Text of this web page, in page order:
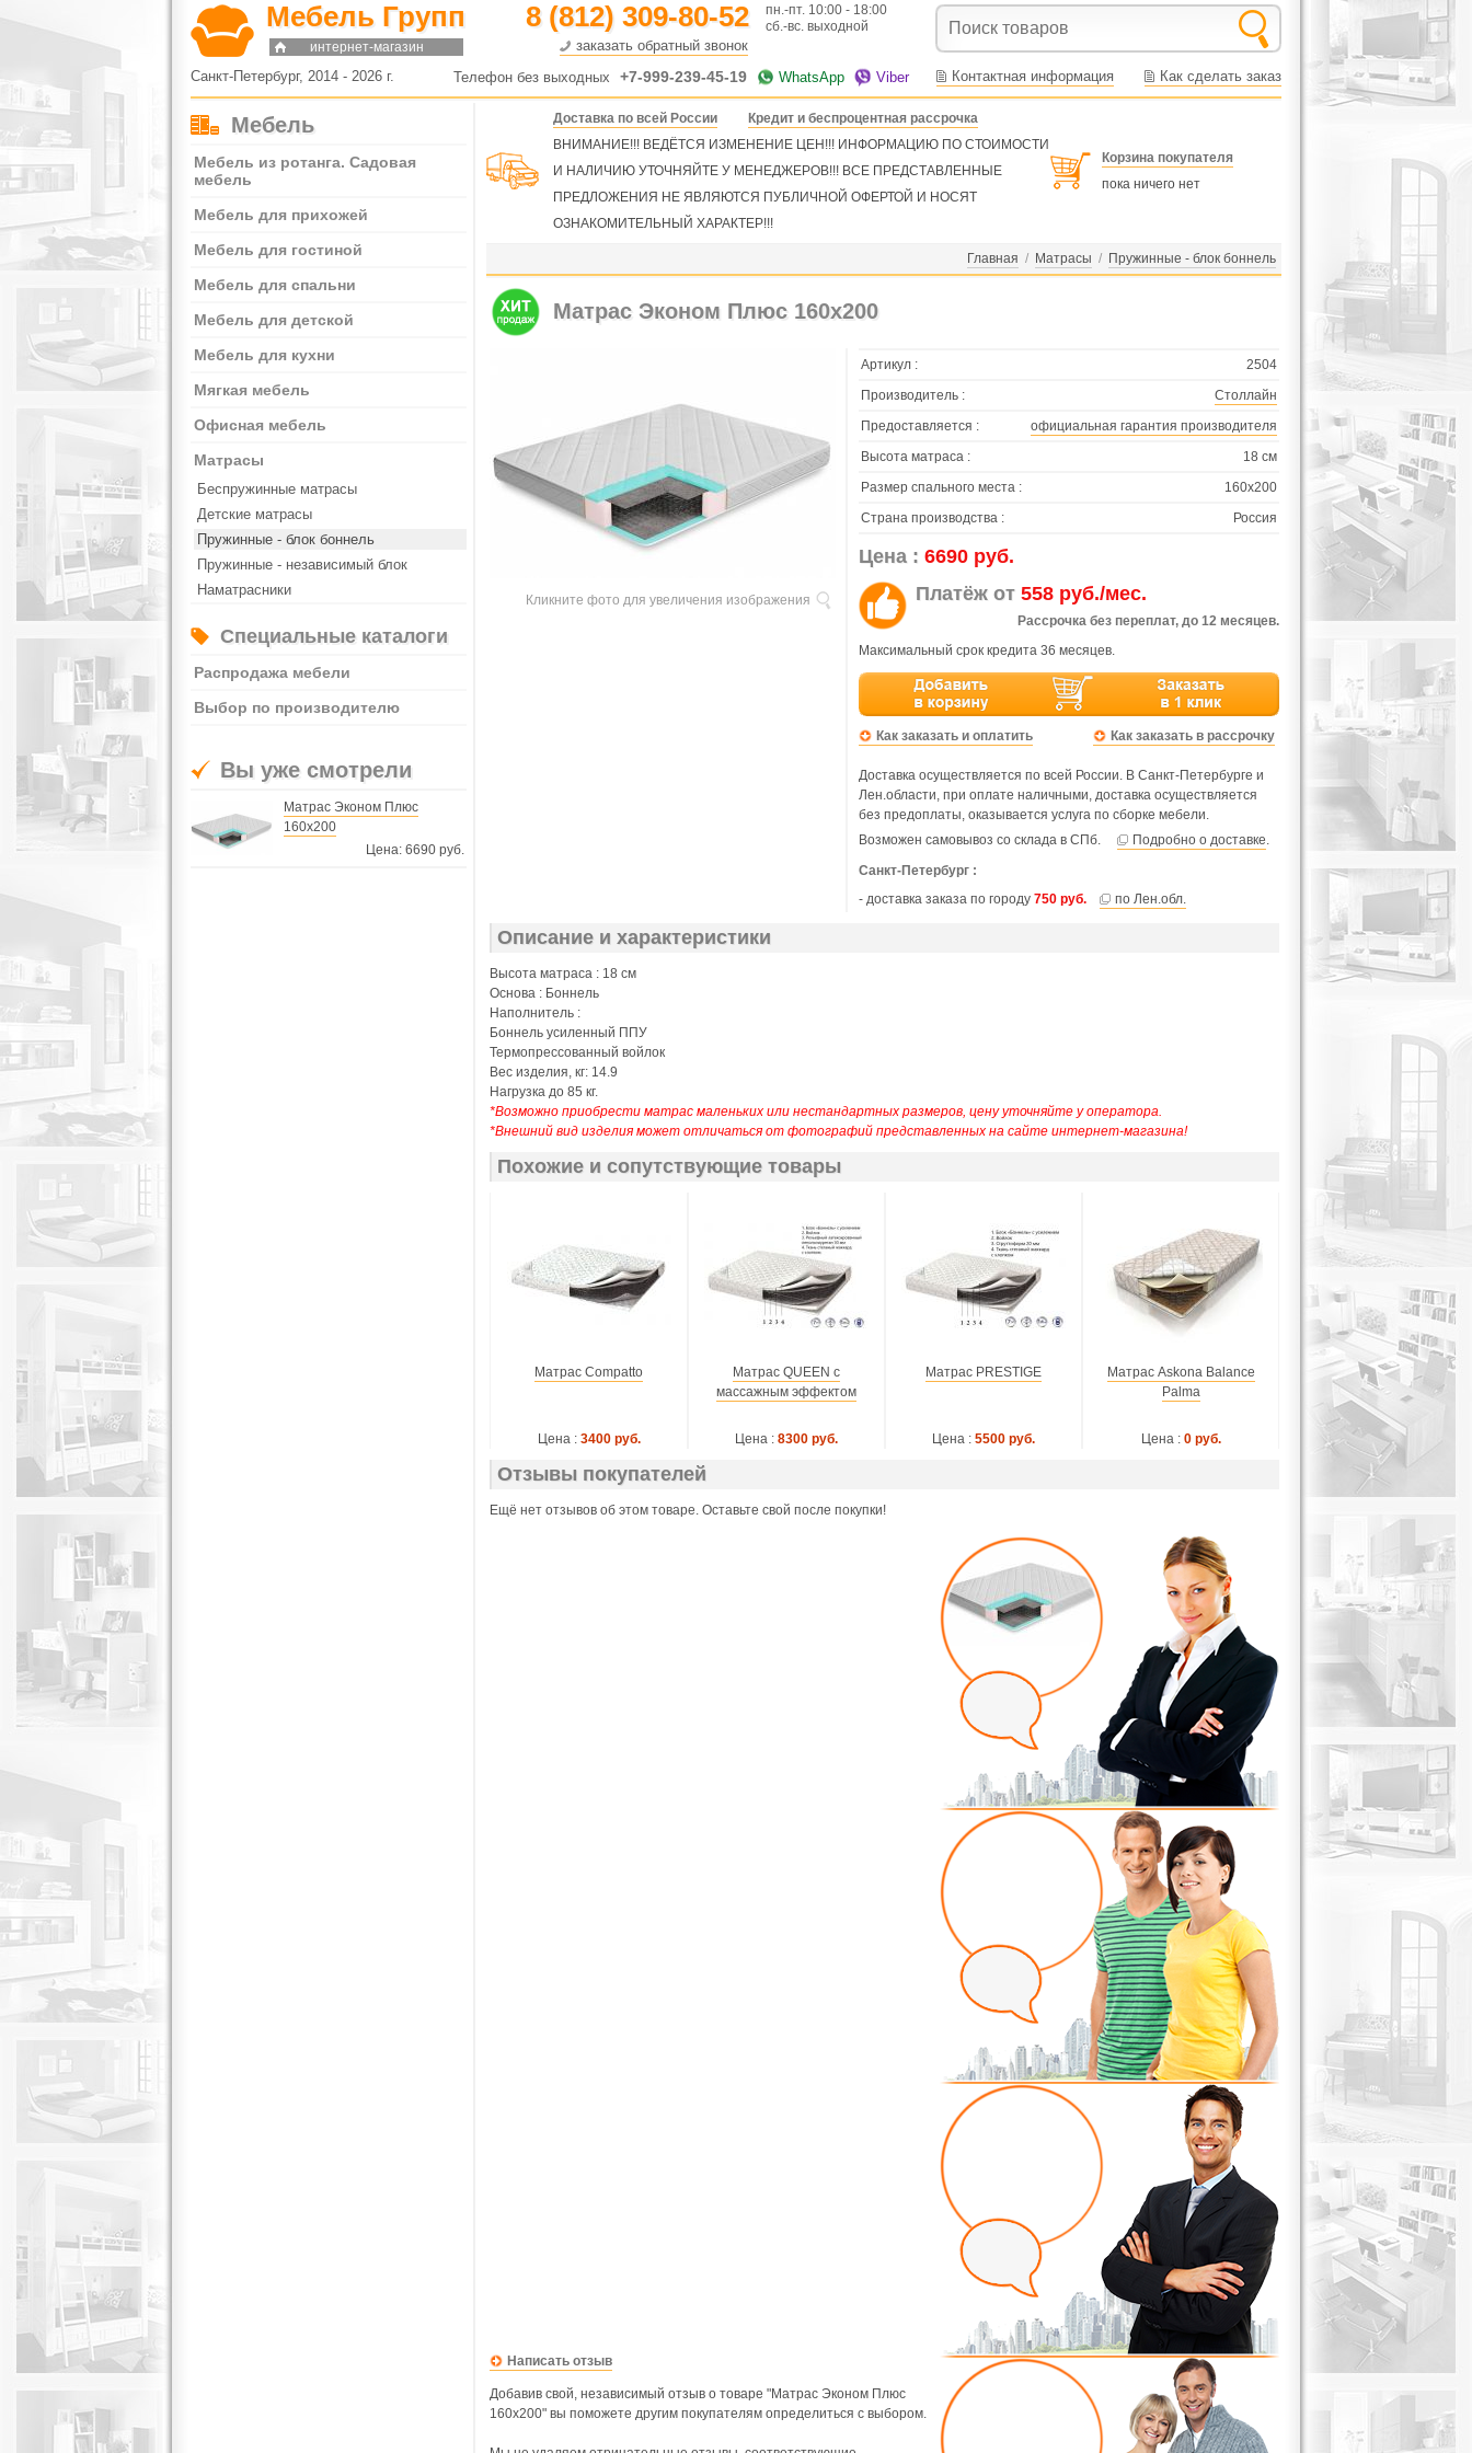
Мебель Групп
интернет-магазин
8 (812) 309-80-52
заказать обратный звонок
пн.-пт. 10:00 - 18:00
сб.-вс. выходной
Санкт-Петербург, 2014 - 2026 г. Телефон без выходных +7-999-239-45-19 WhatsApp Viber Контактная информация Как сделать заказ
Мебель
Мебель из ротанга. Садовая
мебель
Мебель для прихожей
Мебель для гостиной
Мебель для спальни
Мебель для детской
Мебель для кухни
Мягкая мебель
Офисная мебель
Матрасы
Беспружинные матрасы
Детские матрасы
Пружинные - блок боннель
Пружинные - независимый блок
Наматрасники
Специальные каталоги
Распродажа мебели
Выбор по производителю
Вы уже смотрели
Матрас Эконом Плюс
160х200
Цена: 6690 руб.
Доставка по всей России
Кредит и беспроцентная рассрочка
ВНИМАНИЕ!!! ВЕДЁТСЯ ИЗМЕНЕНИЕ ЦЕН!!! ИНФОРМАЦИЮ ПО СТОИМОСТИ
И НАЛИЧИЮ УТОЧНЯЙТЕ У МЕНЕДЖЕРОВ!!! ВСЕ ПРЕДСТАВЛЕННЫЕ
ПРЕДЛОЖЕНИЯ НЕ ЯВЛЯЮТСЯ ПУБЛИЧНОЙ ОФЕРТОЙ И НОСЯТ
ОЗНАКОМИТЕЛЬНЫЙ ХАРАКТЕР!!!
Корзина покупателя
пока ничего нет
Главная / Матрасы / Пружинные - блок боннель
Матрас Эконом Плюс 160х200
Кликните фото для увеличения изображения
Артикул :
2504
Производитель :
Столлайн
Предоставляется :
официальная гарантия производителя
Высота матраса :
18 см
Размер спального места :
160х200
Страна производства :
Россия
Цена : 6690 руб.
Платёж от 558 руб./мес.
Рассрочка без переплат, до 12 месяцев.
Максимальный срок кредита 36 месяцев.
Как заказать и оплатить Как заказать в рассрочку
Доставка осуществляется по всей России. В Санкт-Петербурге и
Лен.области, при оплате наличными, доставка осуществляется
без предоплаты, оказывается услуга по сборке мебели.
Возможен самовывоз со склада в СПб.
Подробно о доставке.
Санкт-Петербург :
- доставка заказа по городу 750 руб. по Лен.обл.
Описание и характеристики
Высота матраса : 18 см
Основа : Боннель
Наполнитель :
Боннель усиленный ППУ
Термопрессованный войлок
Вес изделия, кг: 14.9
Нагрузка до 85 кг.
*Возможно приобрести матрас маленьких или нестандартных размеров, цену уточняйте у оператора.
*Внешний вид изделия может отличаться от фотографий представленных на сайте интернет-магазина!
Похожие и сопутствующие товары
Матрас Compatto
Цена : 3400 руб.
Матрас QUEEN с
массажным эффектом
Цена : 8300 руб.
Матрас PRESTIGE
Цена : 5500 руб.
Матрас Askona Balance
Palma
Цена : 0 руб.
Отзывы покупателей
Ещё нет отзывов об этом товаре. Оставьте свой после покупки!
Написать отзыв
Добавив свой, независимый отзыв о товаре "Матрас Эконом Плюс
160х200" вы поможете другим покупателям определиться с выбором.